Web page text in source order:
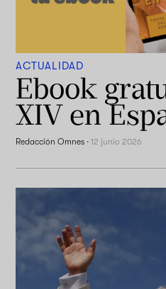
ACTUALIDAD
Ebook
XIV en
Redacción Omnes ·12 junio 2026